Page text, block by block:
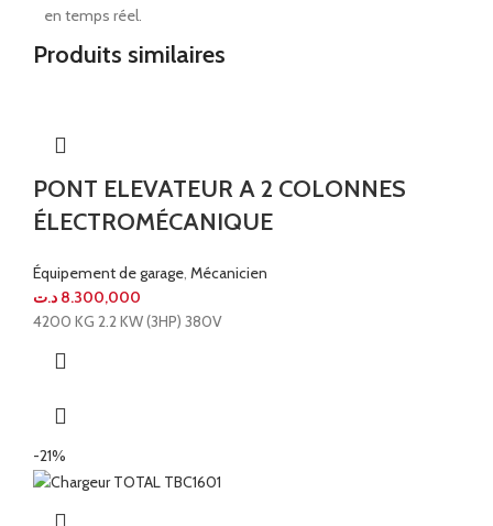
en temps réel.
Produits similaires
PONT ELEVATEUR A 2 COLONNES
ÉLECTROMÉCANIQUE
Équipement de garage, Mécanicien
8.300,000 د.ت
4200 KG 2.2 KW (3HP) 380V
-21%